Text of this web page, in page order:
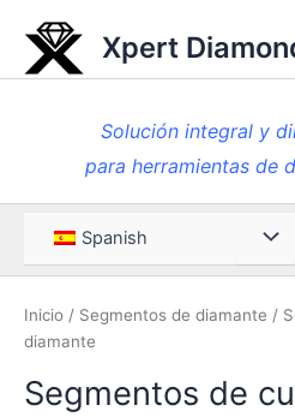
contenido
Xpert
Solución integral y
para herramientas de
Spanish Menú
Inicio / Segmentos de diamante /
diamante
Segmentos de